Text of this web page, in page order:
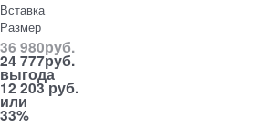
Вставка
Размер
36 980руб.
24 777руб.
выгода
12 203 руб.
или
33%